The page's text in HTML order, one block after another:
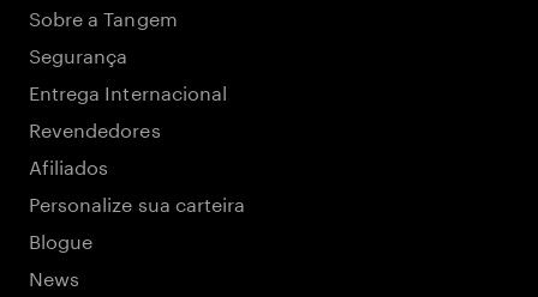
Sobre a Tangem
Segurança
Entrega Internacional
Revendedores
Afiliados
Personalize sua carteira
Blogue
News